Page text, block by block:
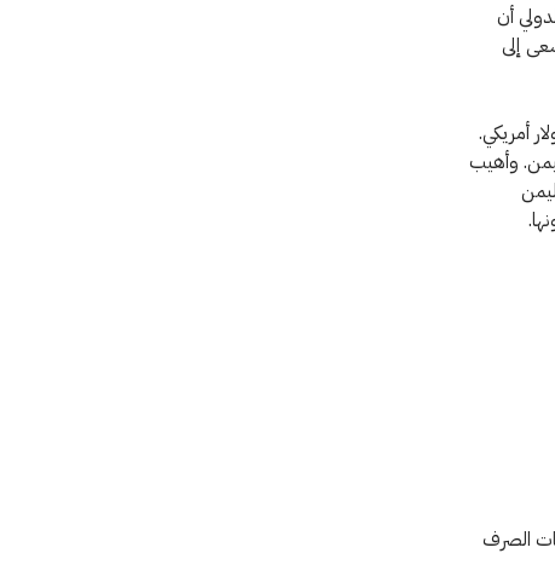
أن
إلى
هذا العام لتتجاوز 100 مليون دولار أمريكي.
وأهيب
الصرف